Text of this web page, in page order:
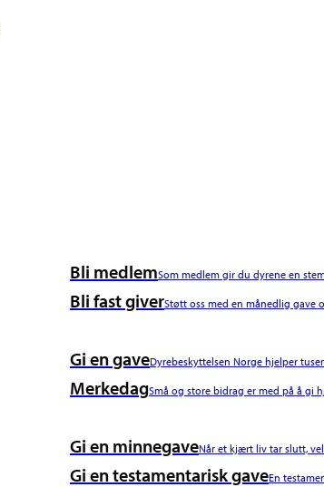
Bli medlemSom medlem gir du dyrene en
Bli fast giverStøtt oss med en månedlig gave
Gi en gaveDyrebeskyttelsen Norge hjelper
MerkedagSmå og store bidrag er med på å gi
Gi en minnegaveNår et kjært liv tar slutt,
Gi en testamentarisk gaveEn